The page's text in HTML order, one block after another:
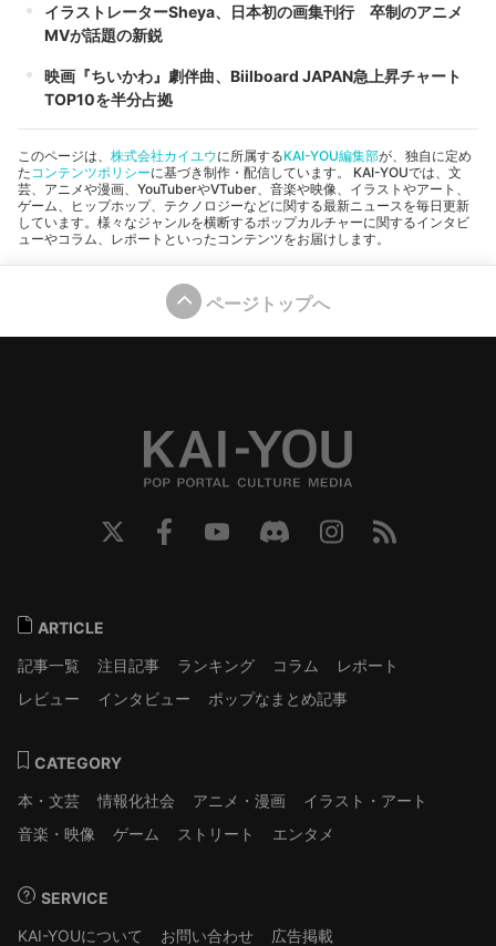
イラストレーターSheya、日本初の画集刊行 卒制のアニメ
MVが話題の新鋭
映画『ちいかわ』劇伴曲、Biilboard JAPAN急上昇チャート
TOP10を半分占拠
このページは、 株式会社カイユウに所属するKAI-YOU編集部が、独自に定め
た コンテンツポリシーに基づき制作・配信しています。 KAI-YOUでは、文
芸、アニメや漫画、YouTuberやVTuber、音楽や映像、イラストやアート、
ゲーム、ヒップホップ、テクノロジーなどに関する最新ニュースを毎日更新
しています。様々なジャンルを横断するポップカルチャーに関するインタビ
ューやコラム、レポートといったコンテンツをお届けします。
ページトップへ
ARTICLE
記事一覧
注目記事 ランキング コラム
レポート
レビュー
インタビュー ポップなまとめ記事
CATEGORY
本・文芸
情報化社会 アニメ・漫画
イラスト・アート
音楽・映像
ゲーム ストリート エンタメ
SERVICE
KAI-YOUについて
お問い合わせ 広告掲載